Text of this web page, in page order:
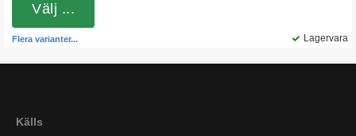
Lagervara
Flera varianter...
Välj ...
Källs